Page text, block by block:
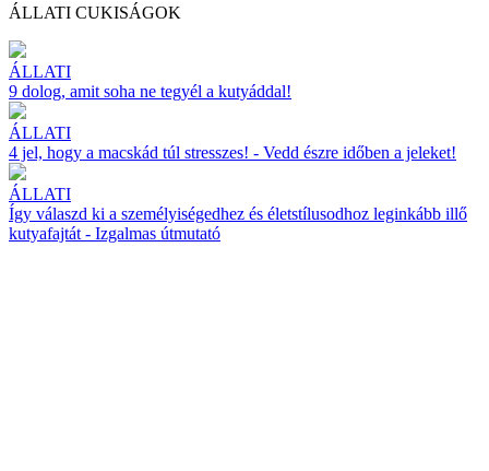
ÁLLATI CUKISÁGOK
ÁLLATI
9 dolog, amit soha ne tegyél a kutyáddal!
ÁLLATI
4 jel, hogy a macskád túl stresszes! - Vedd észre időben a jeleket!
ÁLLATI
Így válaszd ki a személyiségedhez és életstílusodhoz leginkább illő
kutyafajtát - Izgalmas útmutató